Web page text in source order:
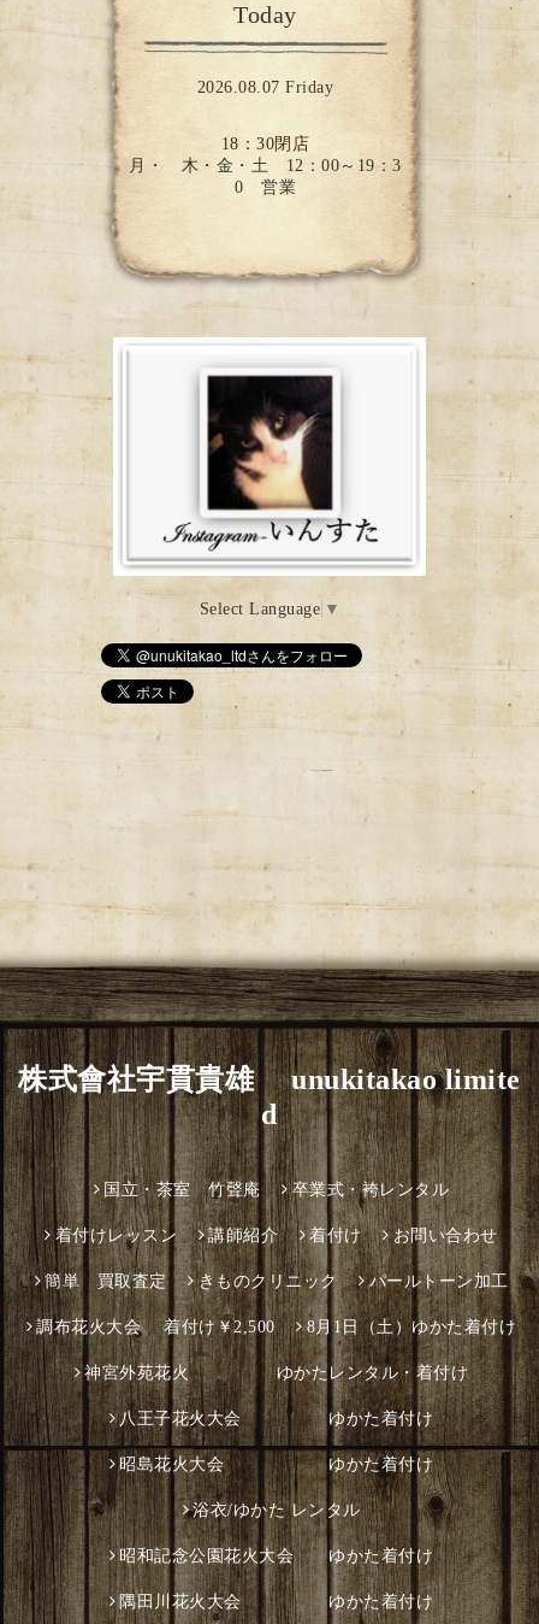
Today
2026.08.07 Friday
18：30閉店
月・ 木・金・土 12：00～19：3
0 営業
Select Language ▼
株式會社宇貫貴雄 unukitakao limite
d
国立・茶室 竹聲庵 卒業式・袴レンタル
着付けレッスン 講師紹介 着付け お問い合わせ
簡単 買取査定 きものクリニック パールトーン加工
調布花火大会 着付け￥2,500 8月1日（土）ゆかた着付け
神宮外苑花火 ゆかたレンタル・着付け
八王子花火大会 ゆかた着付け
昭島花火大会 ゆかた着付け
浴衣/ゆかた レンタル
昭和記念公園花火大会 ゆかた着付け
隅田川花火大会 ゆかた着付け